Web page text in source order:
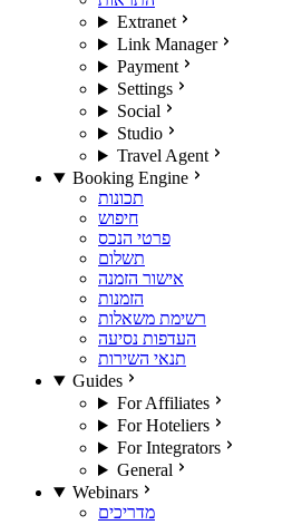
Extranet
Link Manager
Payment
Settings
Social
Studio
Travel Agent
Booking Engine
תכונות
חיפוש
פרטי הנכס
תשלום
אישור הזמנה
הזמנות
רשימת משאלות
העדפות נסיעה
תנאי השירות
Guides
For Affiliates
For Hoteliers
For Integrators
General
Webinars
מדריכים